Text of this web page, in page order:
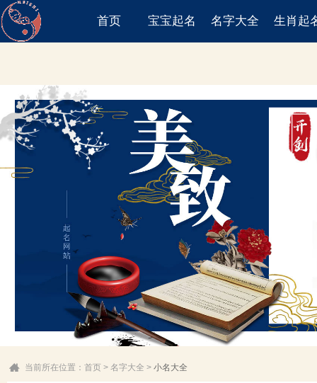
首页 宝宝起名 名字大全 生肖起
当前所在位置： 首页 > 名字大全 > 小名大全